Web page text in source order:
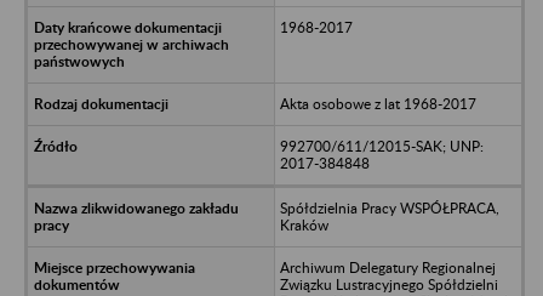
1968-2017
Akta osobowe z lat 1968-2017
992700/611/12015-SAK; UNP:
2017-384848
Spółdzielnia Pracy WSPÓŁPRACA,
Kraków
Archiwum Delegatury Regionalnej
Związku Lustracyjnego Spółdzielni